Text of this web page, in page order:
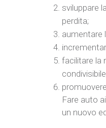
sviluppare
perdita;
aumentare
facilitare la
Fare auto
un nuovo